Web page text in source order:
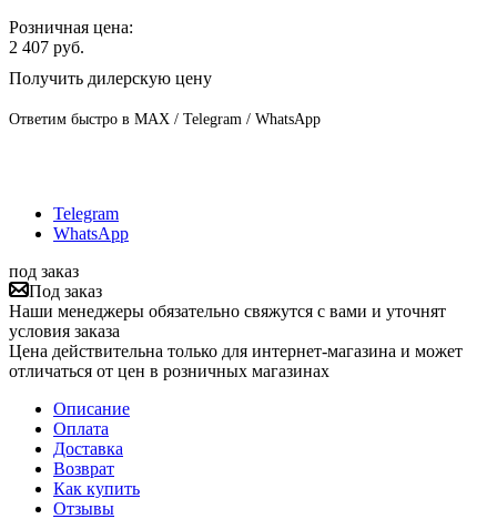
Розничная цена:
2 407 руб.
Получить дилерскую цену
Ответим быстро в MAX / Telegram / WhatsApp
Telegram
WhatsApp
под заказ
Под заказ
Наши менеджеры обязательно свяжутся с вами и уточнят
условия заказа
Цена действительна только для интернет-магазина и может
отличаться от цен в розничных магазинах
Описание
Оплата
Доставка
Возврат
Как купить
Отзывы